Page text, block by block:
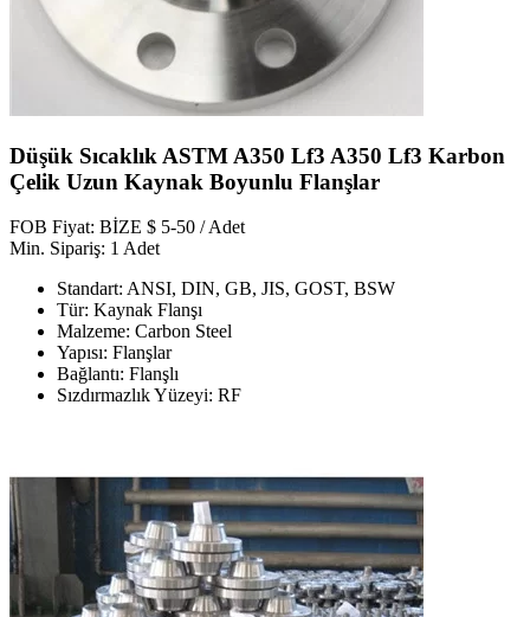
Düşük Sıcaklık ASTM A350 Lf3 A350 Lf3 Karbon
Çelik Uzun Kaynak Boyunlu Flanşlar
FOB Fiyat: BİZE $ 5-50 / Adet
Min. Sipariş: 1 Adet
Standart: ANSI, DIN, GB, JIS, GOST, BSW
Tür: Kaynak Flanşı
Malzeme: Carbon Steel
Yapısı: Flanşlar
Bağlantı: Flanşlı
Sızdırmazlık Yüzeyi: RF